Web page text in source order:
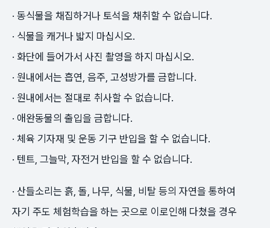
· 동식물을 채집하거나 토석을 채취할 수 없습니다.
· 식물을 캐거나 밟지 마십시오.
· 화단에 들어가서 사진 촬영을 하지 마십시오.
· 원내에서는 흡연, 음주, 고성방가를 금합니다.
· 원내에서는 절대로 취사할 수 없습니다.
· 애완동물의 출입을 금합니다.
· 체육 기자재 및 운동 기구 반입을 할 수 없습니다.
· 텐트, 그늘막, 자전거 반입을 할 수 없습니다.
· 산들소리는 흙, 돌, 나무, 식물, 비탈 등의 자연을 통하여
자기 주도 체험학습을 하는 곳으로 이로인해 다쳤을 경우